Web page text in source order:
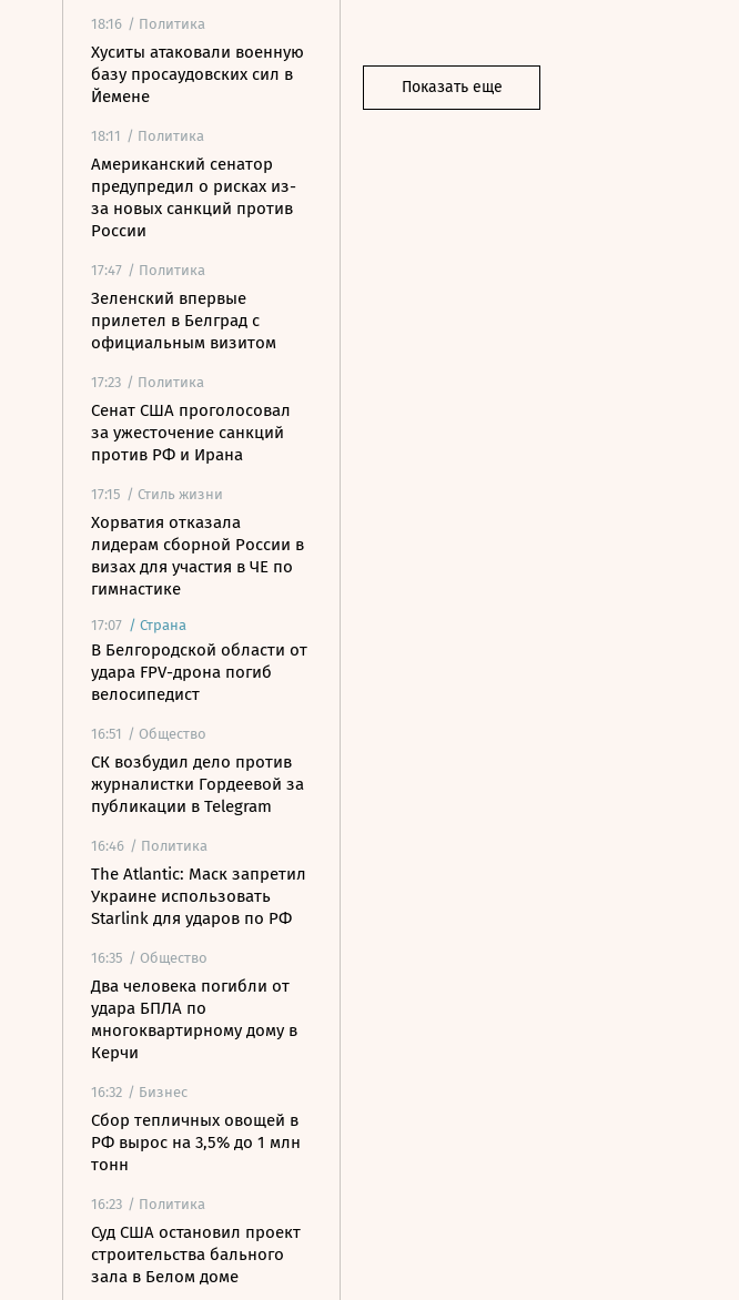
18:16 / Политика
Хуситы атаковали военную
базу просаудовских сил в
Йемене
18:11 / Политика
Американский сенатор
предупредил о рисках из-
за новых санкций против
России
17:47 / Политика
Зеленский впервые
прилетел в Белград с
официальным визитом
17:23 / Политика
Сенат США проголосовал
за ужесточение санкций
против РФ и Ирана
17:15 / Стиль жизни
Хорватия отказала
лидерам сборной России в
визах для участия в ЧЕ по
гимнастике
17:07 / Страна
В Белгородской области от
удара FPV-дрона погиб
велосипедист
16:51 / Общество
СК возбудил дело против
журналистки Гордеевой за
публикации в Telegram
16:46 / Политика
The Atlantic: Маск запретил
Украине использовать
Starlink для ударов по РФ
16:35 / Общество
Два человека погибли от
удара БПЛА по
многоквартирному дому в
Керчи
16:32 / Бизнес
Сбор тепличных овощей в
РФ вырос на 3,5% до 1 млн
тонн
16:23 / Политика
Суд США остановил проект
строительства бального
зала в Белом доме
Показать еще